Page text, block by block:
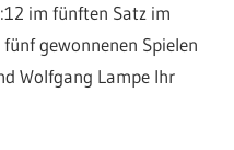
im fünften Satz im
gewonnenen Spielen
Wolfgang Lampe Ihr